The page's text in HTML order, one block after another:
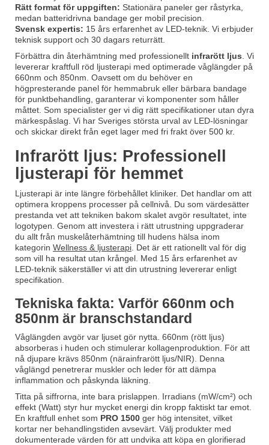
Rätt format för uppgiften: Stationära paneler ger råstyrka,
medan batteridrivna bandage ger mobil precision.
Svensk expertis: 15 års erfarenhet av LED-teknik. Vi erbjuder
teknisk support och 30 dagars returrätt.
Förbättra din återhämtning med professionellt infrarött ljus . Vi
levererar kraftfull röd ljusterapi med optimerade våglängder på
660nm och 850nm. Oavsett om du behöver en
högpresterande panel för hemmabruk eller bärbara bandage
för punktbehandling, garanterar vi komponenter som håller
måttet. Som specialister ger vi dig rätt specifikationer utan dyra
märkespåslag. Vi har Sveriges största urval av LED-lösningar
och skickar direkt från eget lager med fri frakt över 500 kr.
Infrarött ljus: Professionell
ljusterapi för hemmet
Ljusterapi är inte längre förbehållet kliniker. Det handlar om att
optimera kroppens processer på cellnivå. Du som värdesätter
prestanda vet att tekniken bakom skalet avgör resultatet, inte
logotypen. Genom att investera i rätt utrustning uppgraderar
du allt från muskelåterhämtning till hudens hälsa inom
kategorin Wellness & ljusterapi . Det är ett rationellt val för dig
som vill ha resultat utan krångel. Med 15 års erfarenhet av
LED-teknik säkerställer vi att din utrustning levererar enligt
specifikation.
Tekniska fakta: Varför 660nm och
850nm är branschstandard
Våglängden avgör var ljuset gör nytta. 660nm (rött ljus)
absorberas i huden och stimulerar kollagenproduktion. För att
nå djupare krävs 850nm (närainfrarött ljus/NIR). Denna
våglängd penetrerar muskler och leder för att dämpa
inflammation och påskynda läkning.
Titta på siffrorna, inte bara prislappen. Irradians (mW/cm²) och
effekt (Watt) styr hur mycket energi din kropp faktiskt tar emot.
En kraftfull enhet som PRO 1500 ger hög intensitet, vilket
kortar ner behandlingstiden avsevärt. Välj produkter med
dokumenterade värden för att undvika att köpa en glorifierad